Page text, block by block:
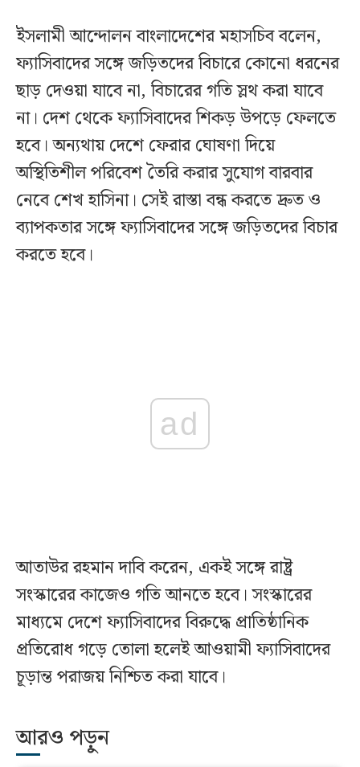
ইসলামী আন্দোলন বাংলাদেশের মহাসচিব বলেন,
ফ্যাসিবাদের সঙ্গে জড়িতদের বিচারে কোনো ধরনের
ছাড় দেওয়া যাবে না, বিচারের গতি স্লথ করা যাবে
না। দেশ থেকে ফ্যাসিবাদের শিকড় উপড়ে ফেলতে
হবে। অন্যথায় দেশে ফেরার ঘোষণা দিয়ে
অস্থিতিশীল পরিবেশ তৈরি করার সুযোগ বারবার
নেবে শেখ হাসিনা। সেই রাস্তা বন্ধ করতে দ্রুত ও
ব্যাপকতার সঙ্গে ফ্যাসিবাদের সঙ্গে জড়িতদের বিচার
করতে হবে।
ad
আতাউর রহমান দাবি করেন, একই সঙ্গে রাষ্ট্র
সংস্কারের কাজেও গতি আনতে হবে। সংস্কারের
মাধ্যমে দেশে ফ্যাসিবাদের বিরুদ্ধে প্রাতিষ্ঠানিক
প্রতিরোধ গড়ে তোলা হলেই আওয়ামী ফ্যাসিবাদের
চূড়ান্ত পরাজয় নিশ্চিত করা যাবে।
আরও পড়ুন